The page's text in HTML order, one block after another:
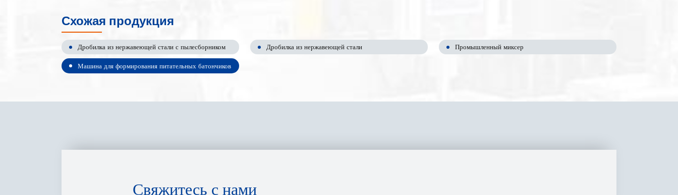
Схожая продукция
Дробилка из нержавеющей стали с пылесборником Дробилка из нержавеющей стали Промышленный миксер
Машина для формирования питательных батончиков
Свяжитесь с нами